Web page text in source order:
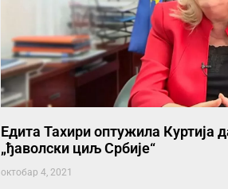
Едита Тахири оптужила Куртија
„ђаволски циљ Србије“
октобар 4, 2021